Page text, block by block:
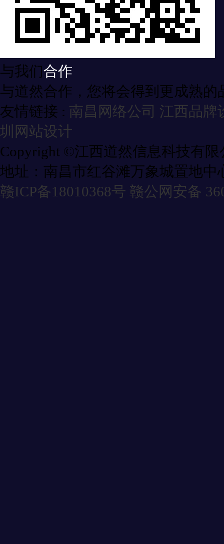
与我们合作
与道然合作，您将会得到更成熟的
友情链接 : 南昌网络公司 江西品牌
圳网站设计
Copyright ©江西道然信息科技有限
地址：南昌市红谷滩万象城置地中
赣ICP备18010368号 赣公网安备